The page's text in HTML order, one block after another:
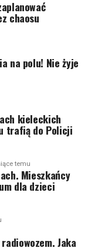
chaosu
na polu! Nie żyje
kieleckich
trafią do Policji
temu
Mieszkańcy
dla dzieci
Jaka